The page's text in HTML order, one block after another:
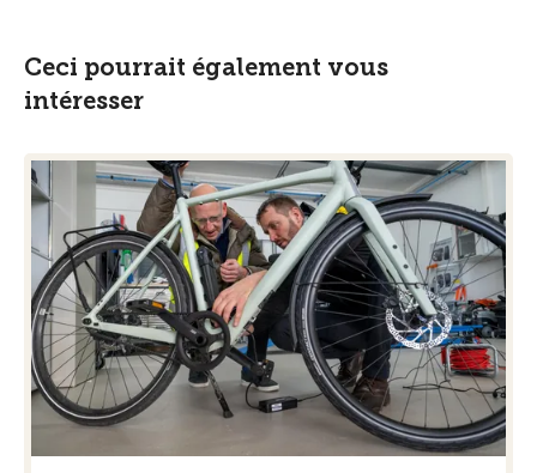
Ceci pourrait également vous
intéresser